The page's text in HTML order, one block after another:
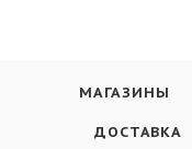
МАГАЗИНЫ
ДОСТАВКА